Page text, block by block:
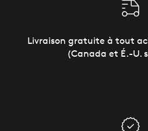
Livraison gratuite à tout
(Canada et É.-U.